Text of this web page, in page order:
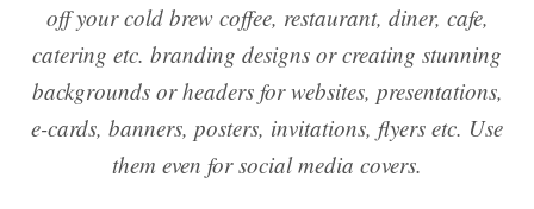
off your cold brew coffee, restaurant, diner, cafe,
catering etc. branding designs or creating stunning
backgrounds or headers for websites, presentations,
e-cards, banners, posters, invitations, flyers etc. Use
them even for social media covers.